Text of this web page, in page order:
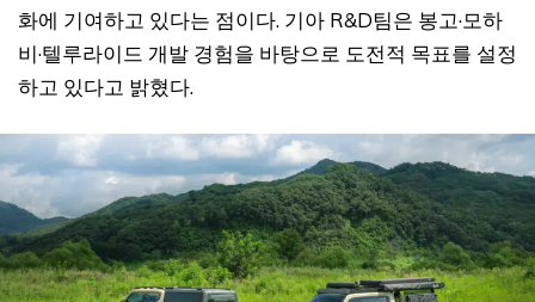
화에 기여하고 있다는 점이다. 기아 R&D팀은 봉고·모하
비·텔루라이드 개발 경험을 바탕으로 도전적 목표를 설정
하고 있다고 밝혔다.